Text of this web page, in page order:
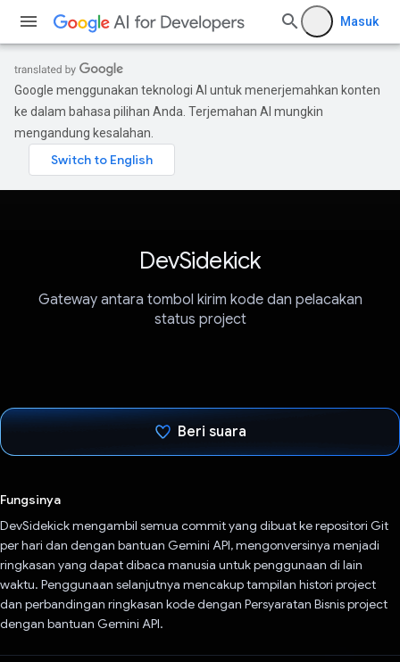
Masuk
Google menggunakan teknologi AI untuk menerjemahkan konten
ke dalam bahasa pilihan Anda. Terjemahan AI mungkin
mengandung kesalahan.
DevSidekick
Gateway antara tombol kirim kode dan pelacakan
status project
Beri suara
Fungsinya
DevSidekick mengambil semua commit yang dibuat ke repositori Git
per hari dan dengan bantuan Gemini API, mengonversinya menjadi
ringkasan yang dapat dibaca manusia untuk penggunaan di lain
waktu. Penggunaan selanjutnya mencakup tampilan histori project
dan perbandingan ringkasan kode dengan Persyaratan Bisnis project
dengan bantuan Gemini API.